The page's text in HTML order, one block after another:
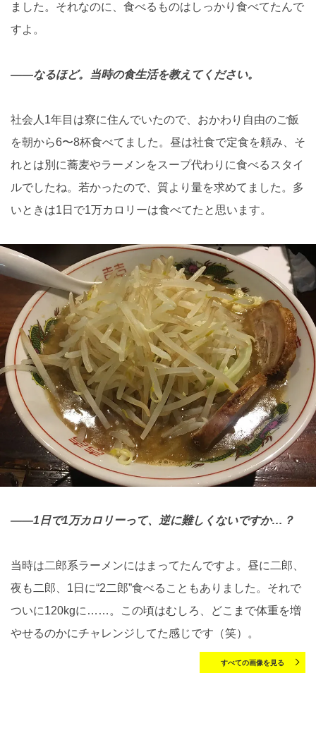
ました。それなのに、食べるものはしっかり食べてたんで
すよ。
――なるほど。当時の食生活を教えてください。
社会人1年目は寮に住んでいたので、おかわり自由のご飯
を朝から6〜8杯食べてました。昼は社食で定食を頼み、そ
れとは別に蕎麦やラーメンをスープ代わりに食べるスタイ
ルでしたね。若かったので、質より量を求めてました。多
いときは1日で1万カロリーは食べてたと思います。
――1日で1万カロリーって、逆に難しくないですか…？
当時は二郎系ラーメンにはまってたんですよ。昼に二郎、
夜も二郎、1日に“2二郎”食べることもありました。それで
ついに120kgに……。この頃はむしろ、どこまで体重を増
やせるのかにチャレンジしてた感じです（笑）。
すべての画像を見る